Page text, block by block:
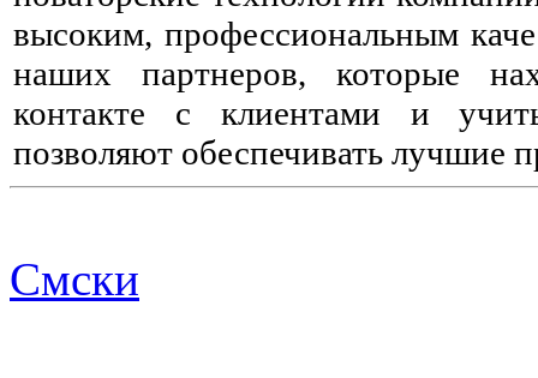
высоким, профессиональным
наших партнеров, которые
контакте с клиентами и
позволяют обеспечивать лучшие
Смски